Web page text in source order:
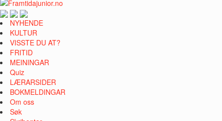
NYHENDE
KULTUR
VISSTE DU AT?
FRITID
MEININGAR
Quiz
LÆRARSIDER
BOKMELDINGAR
Om oss
Søk